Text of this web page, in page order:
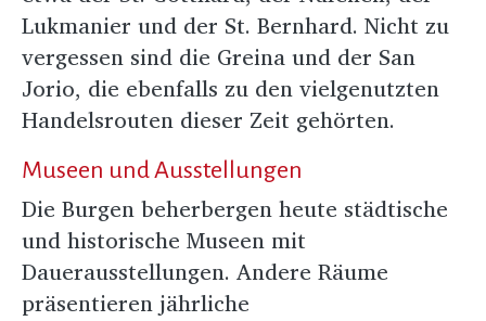
Lukmanier und der St. Bernhard. Nicht zu
vergessen sind die Greina und der San
Jorio, die ebenfalls zu den vielgenutzten
Handelsrouten dieser Zeit gehörten.
Museen und Ausstellungen
Die Burgen beherbergen heute städtische
und historische Museen mit
Dauerausstellungen. Andere Räume
präsentieren jährliche